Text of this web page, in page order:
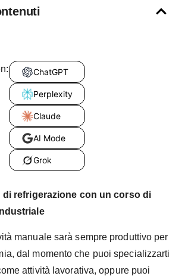
ChatGPT
Perplexity
Claude
AI Mode
Grok
refrigerazione con un corso di
manuale sarà sempre produttivo per
dal momento che puoi specializzarti
attività lavorativa, oppure puoi